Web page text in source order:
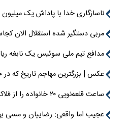
ناسازگاری خدا با پاداش یک میلیون
مربی دستگیر شده استقلال الان
مدافع تیم ملی سوئیس یک نابغه
عکس | بزرگترین مهاجم تاریخ که در
ساعت قلعه‌نویی ۲۰ خانواده را از فلاکت نجات می‌دهد
عجیب اما واقعی: رضاییان و مسی بهترین بازیکنان جام جهانی!